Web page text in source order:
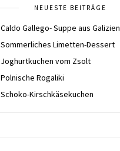
NEUESTE BEITRÄGE
Caldo Gallego- Suppe aus Galizien
Sommerliches Limetten-Dessert
Joghurtkuchen vom Zsolt
Polnische Rogaliki
Schoko-Kirschkäsekuchen